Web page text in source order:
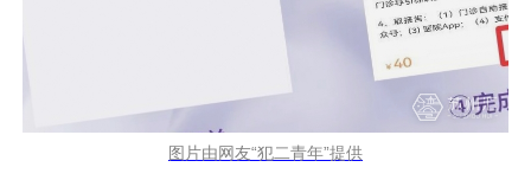
图片由网友“犯二青年”提供